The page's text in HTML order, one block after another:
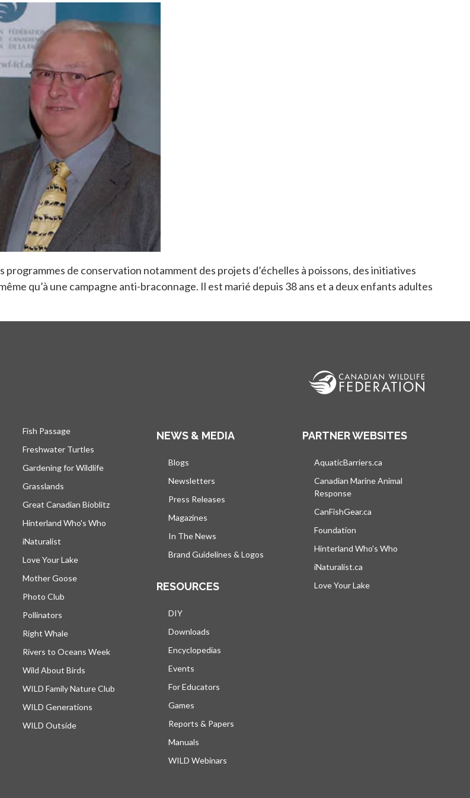
de conservation notamment des projets d’échelles à poissons, des initiatives
qu’à une campagne anti-braconnage. Il est marié depuis 38 ans et a deux enfants adultes
Fish Passage
Freshwater Turtles
Gardening for Wildlife
Grasslands
Great Canadian Bioblitz
Hinterland Who's Who
iNaturalist
Love Your Lake
Mother Goose
Photo Club
Pollinators
Right Whale
Rivers to Oceans Week
Wild About Birds
WILD Family Nature Club
WILD Generations
WILD Outside
NEWS & MEDIA
Blogs
Newsletters
Press Releases
Magazines
In The News
Brand Guidelines & Logos
RESOURCES
DIY
Downloads
Encyclopedias
Events
For Educators
Games
Reports & Papers
Manuals
WILD Webinars
PARTNER WEBSITES
AquaticBarriers.ca
Canadian Marine Animal
Response
CanFishGear.ca
Foundation
Hinterland Who's Who
iNaturalist.ca
Love Your Lake